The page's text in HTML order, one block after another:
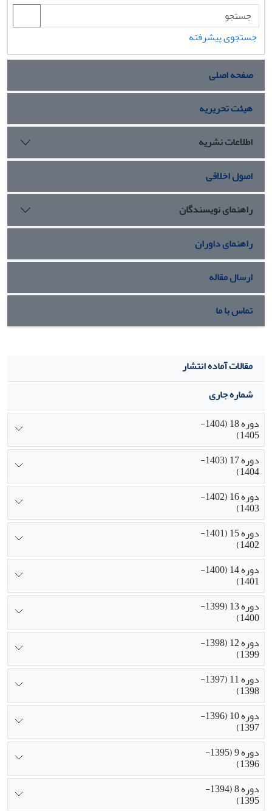
تاکنون مورد بررسی قرار گرفتند و از آن میان دو سریال بال­ های
خیس (1392) و فاکتور هشت (1387) محصول شبکه یک، که
موضوع محوری آنها بیوتکنولوژی بود، برای تحلیل نهایی انتخاب
شد. سپس برای دست‌یابی به چارچوب‌ها، تلفیقی از دو روش
تحلیل مضمونی و نشانه‌شناسی استفاده شد.
حاکی از آن است که بیوتکنولوژی در قالب شش چارچوب اصلی در
سریال­ های تلویزیونی به تصویرکشیده شده­ اند. این شش
چارچوب عبارتند از توطئه، ایدئولوژی و ارزش­ های معنوی،
پیشرفت علمی، اخلاق، اقتصاد و استقلال.
جستجوی پیشرفته
صفحه اصلی
هیئت تحریریه
اطلاعات نشریه
اصول اخلاقی
راهنمای نویسندگان
راهنمای داوران
ارسال مقاله
تماس با ما
مقالات آماده انتشار
شماره جاری
دوره 18 (1404-
1405)
دوره 17 (1403-
1404)
دوره 16 (1402-
1403)
دوره 15 (1401-
1402)
دوره 14 (1400-
1401)
دوره 13 (1399-
1400)
دوره 12 (1398-
1399)
دوره 11 (1397-
1398)
دوره 10 (1396-
1397)
دوره 9 (1395-
1396)
دوره 8 (1394-
1395)